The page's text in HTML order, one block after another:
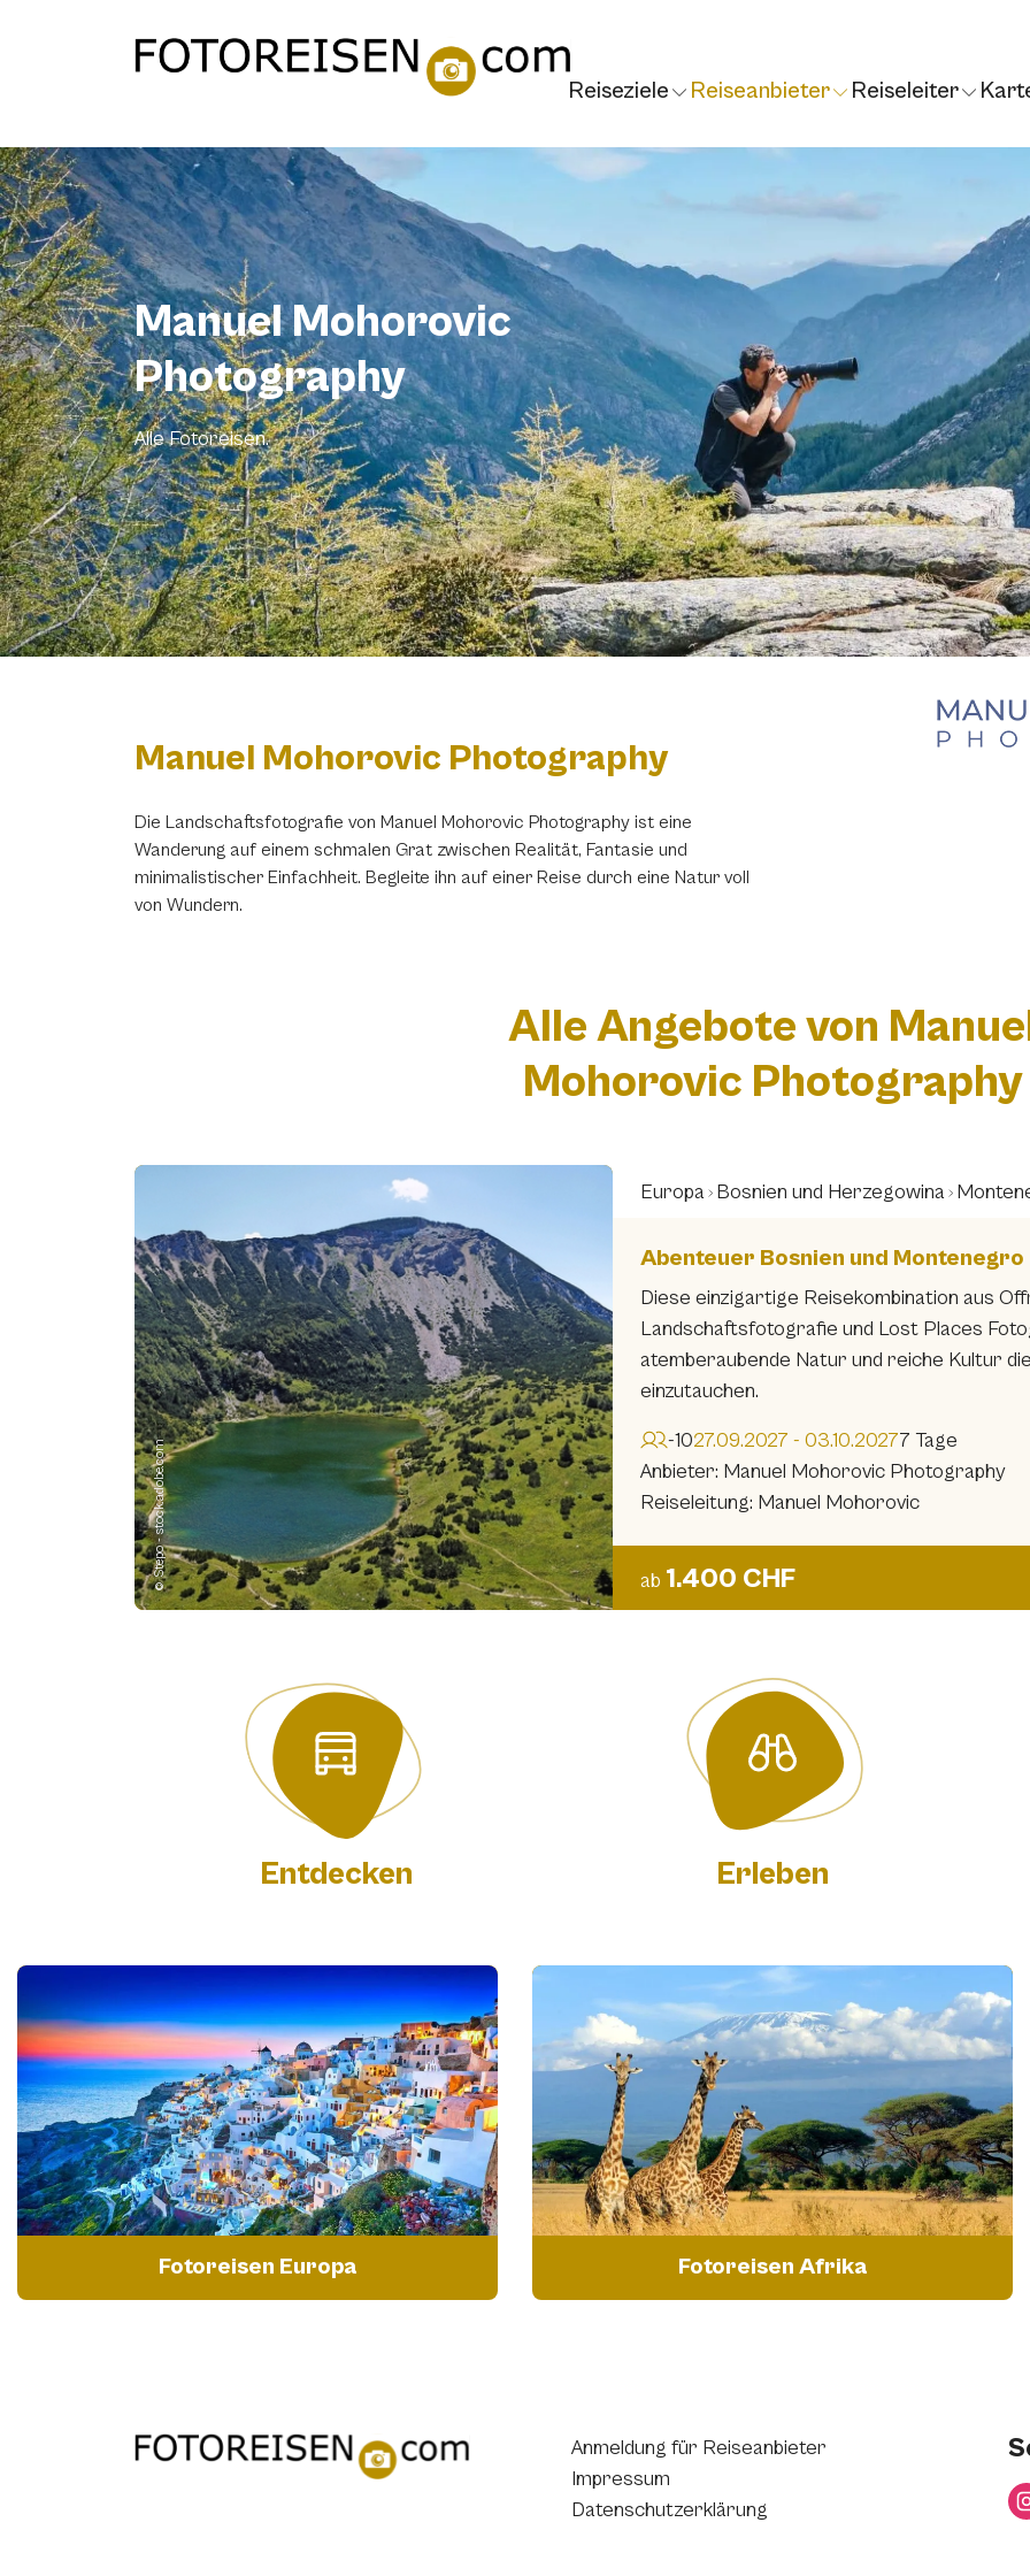
Reiseziele Reiseanbieter Reiseleiter
Manuel Mohorovic
Photography
Alle Fotoreisen.
Manuel Mohorovic Photography
Die Landschaftsfotografie von Manuel Mohorovic Photography ist eine
Wanderung auf einem schmalen Grat zwischen Realität, Fantasie und
minimalistischer Einfachheit. Begleite ihn auf einer Reise durch eine Natur voll
von Wundern.
Alle Angebote von
Mohorovic Photography
© Stepo - stock.adobe.com
Europa Bosnien und Herzegowina
Abenteuer Bosnien und Montenegro
Diese einzigartige Reisekombination aus
Landschaftsfotografie und Lost Places
atemberaubende Natur und reiche Kultur
einzutauchen.
-1027.09.2027 - 03.10.20277 Tage
Anbieter: Manuel Mohorovic Photography
Reiseleitung: Manuel Mohorovic
ab 1.400 CHF
Entdecken Erleben
Fotoreisen Europa Fotoreisen Afrika
Anmeldung für Reiseanbieter
Impressum
Datenschutzerklärung